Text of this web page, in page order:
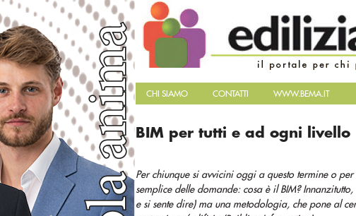
CHI SIAMO CONTATTI WWW.BEMA.IT
BIM per tutti e ad ogni livello
Per chiunque si avvicini oggi a questo termine o
semplice delle domande: cosa è il BIM?
e si sente dire) ma una metodologia, che pone al